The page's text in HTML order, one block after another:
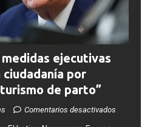
ejecutivas
por
de parto”